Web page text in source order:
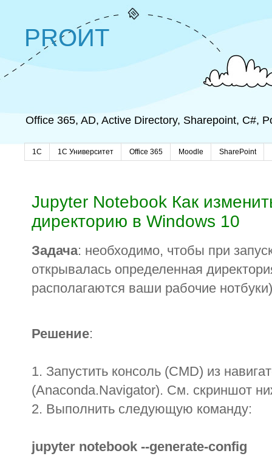
PROИТ
Office 365, AD, Active Directory, Sharepoint, C#,
1C 1С Университет Office 365 Moodle SharePoint
Jupyter Notebook Как
директорию в Windows 10
Задача: необходимо, чтобы при
открывалась определенная
располагаются ваши рабочие
Решение:
1. Запустить консоль (CMD) из
(Anaconda.Navigator). См. скриншот
2. Выполнить следующую команду:
jupyter notebook --generate-config